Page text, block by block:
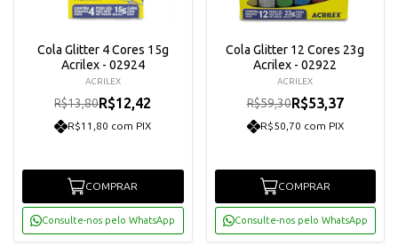
Cola Glitter 4 Cores 15g
Acrilex - 02924
ACRILEX
R$13,80R$12,42
R$11,80 com PIX
COMPRAR
Consulte-nos pelo WhatsApp
Cola Glitter 12 Cores 23g
Acrilex - 02922
ACRILEX
R$59,30R$53,37
R$50,70 com PIX
COMPRAR
Consulte-nos pelo WhatsApp